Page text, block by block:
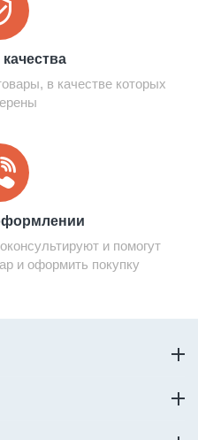
в качестве которых
и помогут
и оформить покупку